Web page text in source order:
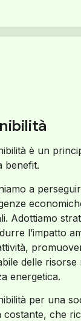
è un
benefit.
a
Adottiamo
l’impatto
delle risorse
energetica.
per una
costante, che